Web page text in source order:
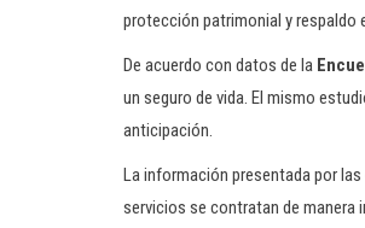
protección patrimonial y respaldo
De acuerdo con datos de la
un seguro de vida. El mismo
anticipación.
La información presentada por
servicios se contratan de manera